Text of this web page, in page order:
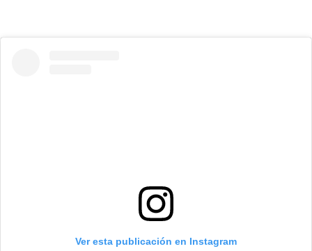
Ver esta publicación en Instagram